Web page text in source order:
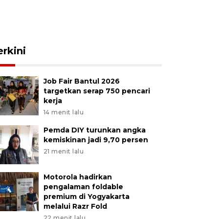
Job Fair Bantul 2026
targetkan serap 750 pencari
kerja
14 menit lalu
Pemda DIY turunkan angka
kemiskinan jadi 9,70 persen
21 menit lalu
Motorola hadirkan
pengalaman foldable
premium di Yogyakarta
melalui Razr Fold